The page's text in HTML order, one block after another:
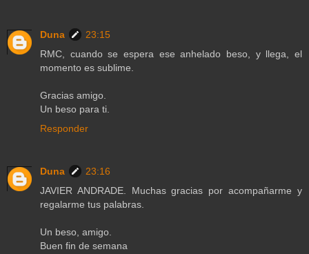
Duna
23:15
RMC, cuando se espera ese anhelado beso, y llega, el
momento es sublime.
Gracias amigo.
Un beso para ti.
Responder
Duna
23:16
JAVIER ANDRADE. Muchas gracias por acompañarme y
regalarme tus palabras.
Un beso, amigo.
Buen fin de semana